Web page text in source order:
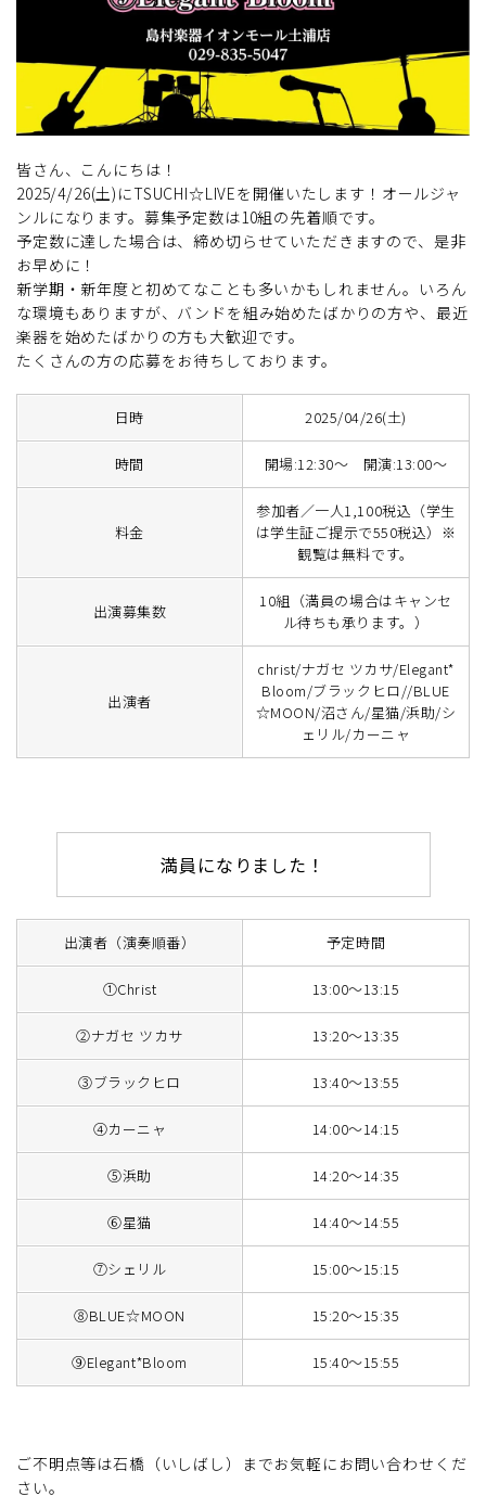
皆さん、こんにちは！
2025/4/26(土)にTSUCHI☆LIVEを開催いたします！オールジャ
ンルになります。募集予定数は10組の先着順です。
予定数に達した場合は、締め切らせていただきますので、是非
お早めに！
新学期・新年度と初めてなことも多いかもしれません。いろん
な環境もありますが、バンドを組み始めたばかりの方や、最近
楽器を始めたばかりの方も大歓迎です。
たくさんの方の応募をお待ちしております。
日時 2025/04/26(土)
時間 開場:12:30～ 開演:13:00～
料金
参加者／一人1,100税込（学生
は学生証ご提示で550税込）※
観覧は無料です。
出演募集数
10組（満員の場合はキャンセ
ル待ちも承ります。）
出演者
christ/ナガセ ツカサ/Elegant*
Bloom/ブラックヒロ//BLUE
☆MOON/沼さん/星猫/浜助/シ
ェリル/カーニャ
満員になりました！
出演者（演奏順番） 予定時間
①Christ 13:00～13:15
②ナガセ ツカサ 13:20～13:35
③ブラックヒロ 13:40～13:55
④カーニャ 14:00～14:15
⑤浜助 14:20～14:35
⑥星猫 14:40～14:55
⑦シェリル 15:00～15:15
⑧BLUE☆MOON 15:20～15:35
⑨Elegant*Bloom 15:40～15:55
ご不明点等は石橋（いしばし）までお気軽にお問い合わせくだ
さい。